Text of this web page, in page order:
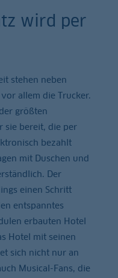
wird per
stehen neben
allem die Trucker.
größten
sie bereit, die per
bezahlt
mit Duschen und
Der
einen Schritt
entspanntes
erbauten Hotel
Hotel mit seinen
sich nicht nur an
Musical-Fans, die